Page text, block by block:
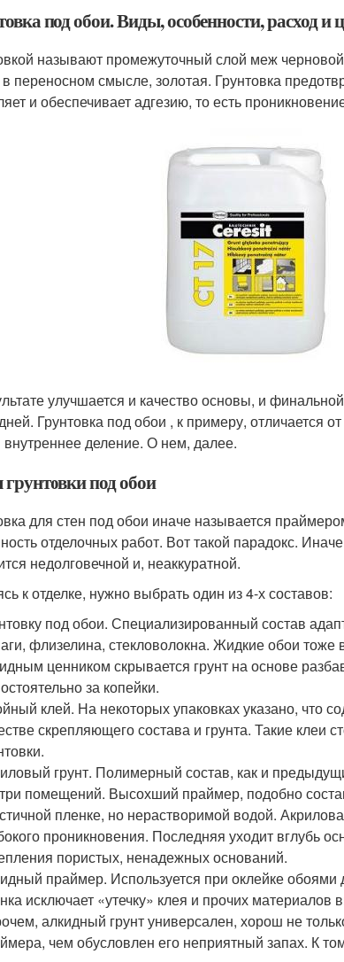
под обои. Виды, особенности, расход и
называют промежуточный слой меж
в переносном смысле, золотая. Грунтовка
и обеспечивает адгезию, то есть
улучшается и качество основы, и
Грунтовка под обои , к примеру, отличается
внутреннее деление. О нем, далее.
под обои
для стен под обои иначе называется
отделочных работ. Вот такой парадокс.
недолговечной и, неаккуратной.
к отделке, нужно выбрать один из 4-х составов:
под обои. Специализированный состав
флизелина, стекловолокна. Жидкие обои
ценником скрывается грунт на основе
за копейки.
клей. На некоторых упаковках указано, что
скрепляющего состава и грунта. Такие клеи
грунт. Полимерный состав, как и
помещений. Высохший праймер, подобно
пленке, но нерастворимой водой.
проникновения. Последняя уходит вглубь
пористых, ненадежных оснований.
праймер. Используется при оклейке
исключает «утечку» клея и прочих
алкидный грунт универсален, хорош не
чем обусловлен его неприятный запах. К